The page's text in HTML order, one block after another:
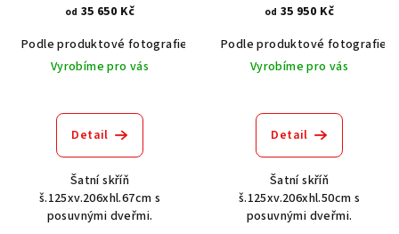
od 35 650 Kč
Podle produktové fotografie
Akát vintage BT1551
Dub světlý
Vyrobíme pro vás
Detail
Šatní skříň
š.125xv.206xhl.67cm s
posuvnými dveřmi.
od 35 950 Kč
Podle produktové fotografie
Vyrobíme pro vás
Detail
Šatní skříň
š.125xv.206xhl.50cm s
posuvnými dveřmi.